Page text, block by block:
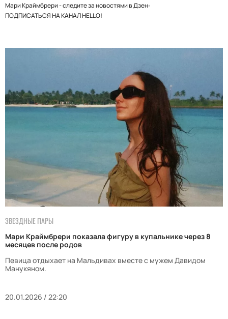
Мари Краймбрери - следите за новостями в Дзен:
ПОДПИСАТЬСЯ НА КАНАЛ HELLO!
ЗВЕЗДНЫЕ ПАРЫ
Мари Краймбрери показала фигуру в купальнике через 8
месяцев после родов
Певица отдыхает на Мальдивах вместе с мужем Давидом
Манукяном.
20.01.2026 / 22:20